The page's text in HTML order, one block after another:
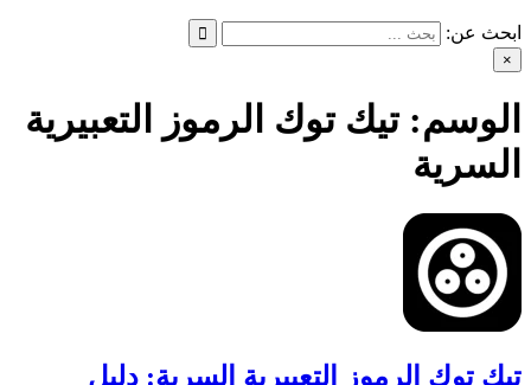
ابحث عن:
×
الوسم:تيك توك الرموز التعبيرية
السرية
تيك توك الرموز التعبيرية السرية: دليل